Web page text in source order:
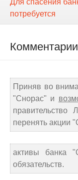
Для спасения
потребуется
Приняв во
"Снорас" и
перенять акции
активы банка
обязательств.